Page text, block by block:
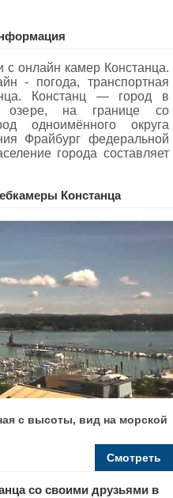
онлайн камер Констанца.
- погода, транспортная
Констанц — город в
озере, на границе со
одноимённого округа
Фрайбург федеральной
города составляет
Констанца
с высоты, вид на морской
Смотреть
со своими друзьями в